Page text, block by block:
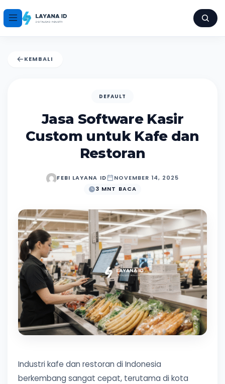
KEMBALI
DEFAULT
Jasa Software Kasir
Custom untuk Kafe dan
Restoran
FEBI LAYANA ID
NOVEMBER 14, 2025
3 MNT BACA
Industri kafe dan restoran di Indonesia
berkembang sangat cepat, terutama di kota